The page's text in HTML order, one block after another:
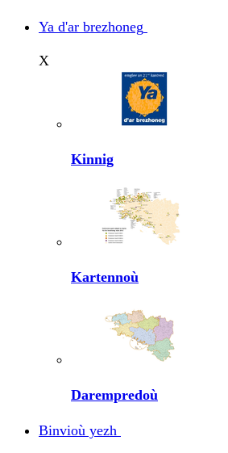
Ya d'ar brezhoneg
X
Kinnig
Kartennoù
Darempredoù
Binvioù yezh